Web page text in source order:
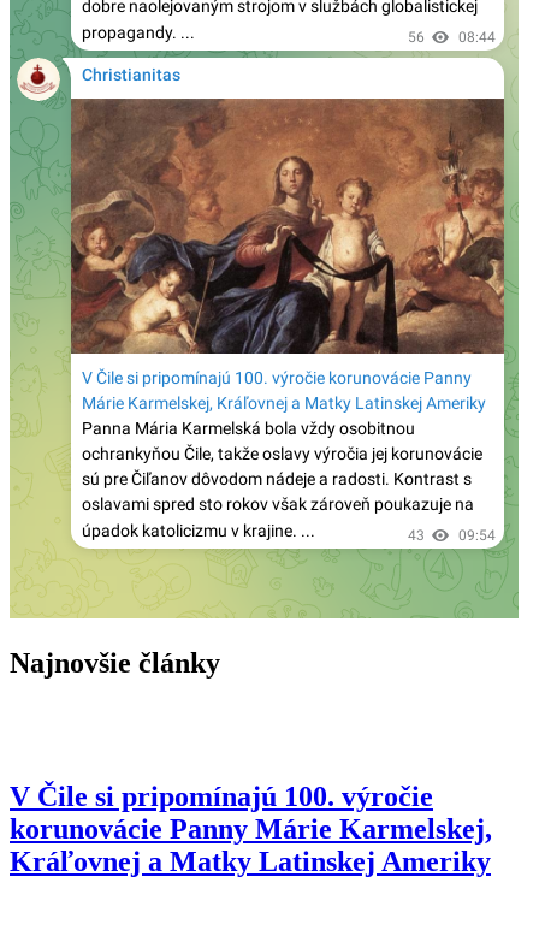
v minulosti?
Terorista útočiaci v Berlíne bol v Libanone zatknutý
za vstup do ISIS – v Nemecku ho pustili na slobodu
Arcibiskup tvrdí, že moslimovia majú „Bohom dané
právo“ stavať mešitu a katolíci im majú pomáhať
Lev XIV. vymenoval konzervatívneho arcibiskupa
Cordileoneho do Apoštolskej signatúry, najvyššieho
súdu katolíckej Cirkvi
Kardinál Zen o LGBT a súčasnom svete:
„Milosrdný Boh zoslal oheň aj na zničenie Sodomy“
Prestížny katolícky denník Aavenire ohlasuje s 10.
výročím Amoris laetitia a stretnutím biskupov
zvolaným Levom XIV., príklon k alternatívnym
„rodinám“
Ako progresivizmus „podporuje“ vedu: Woke
Británia zastavuje financovanie ikonického
rádioteleskopu, ktorému preto hrozí zatvorenie
Právna zástupkyňa Rupnikových obetí zneužívania
Najnovšie články
V Čile si pripomínajú 100. výročie
korunovácie Panny Márie Karmelskej,
Kráľovnej a Matky Latinskej Ameriky